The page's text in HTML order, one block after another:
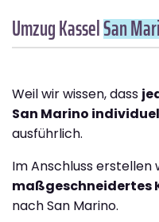
Umzug KasselSan
Weil wir wissen, dass
San Marino
ausführlich.
Im Anschluss erstellen
maßgeschneidertes
nach San Marino.